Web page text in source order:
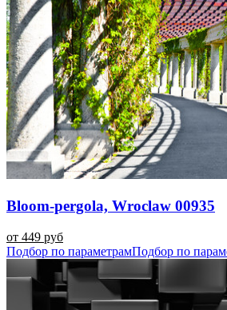
Bloom-pergola, Wroclaw 00935
от 449 руб
Подбор по параметрамПодбор по